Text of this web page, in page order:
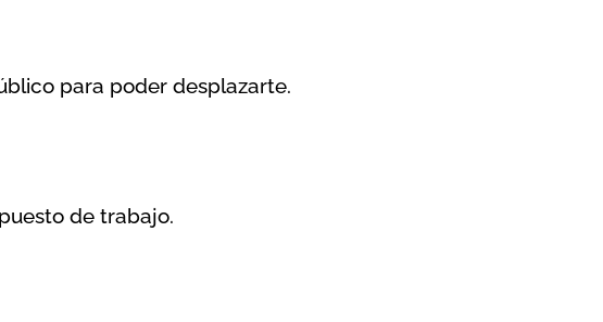
para poder desplazarte.
de trabajo.